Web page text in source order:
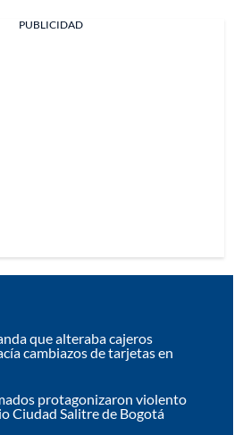
PUBLICIDAD
que alteraba cajeros
cambiazos de tarjetas en
protagonizaron violento
Ciudad Salitre de Bogotá